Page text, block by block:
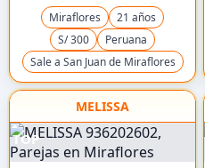
Miraflores
21 años
S/ 300
Peruana
Sale a San Juan de Miraflores
MELISSA
TOP